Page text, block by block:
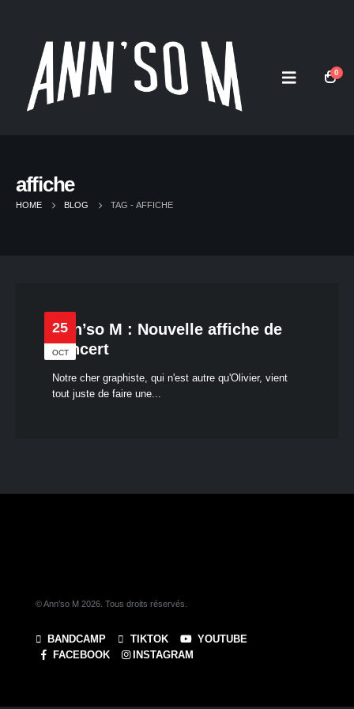
0
affiche
HOME BLOG TAG - AFFICHE
25
OCT
Ann’so M : Nouvelle affiche de
concert
Notre cher graphiste, qui n'est autre qu'Olivier, vient
tout juste de faire une...
© Ann'so M 2026. Tous droits réservés.
BANDCAMP TIKTOK
YOUTUBE
FACEBOOK
INSTAGRAM